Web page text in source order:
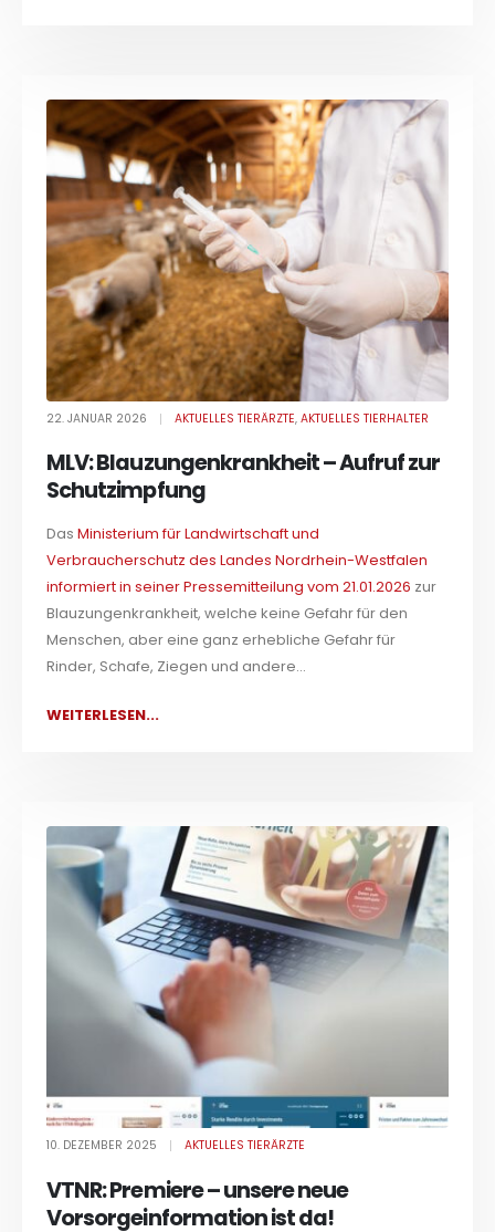
22. JANUAR 2026 AKTUELLES TIERÄRZTE,AKTUELLES TIERHALTER
MLV: Blauzungenkrankheit – Aufruf zur
Schutzimpfung
DasMinisterium für Landwirtschaft und
Verbraucherschutz des Landes Nordrhein-Westfalen
informiert in seiner Pressemitteilung vom 21.01.2026 zur
Blauzungenkrankheit, welche keine Gefahr für den
Menschen, aber eine ganz erhebliche Gefahr für
Rinder, Schafe, Ziegen und andere...
WEITERLESEN...
10. DEZEMBER 2025 AKTUELLES TIERÄRZTE
VTNR: Premiere – unsere neue
Vorsorgeinformation ist da!